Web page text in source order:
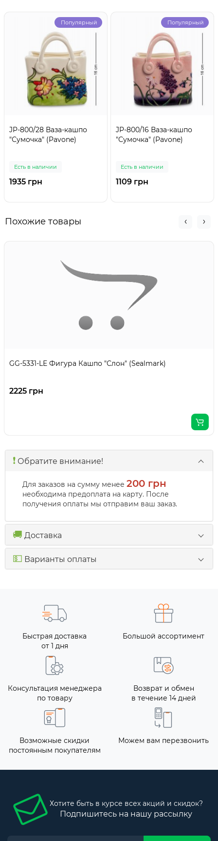
Популярный
JP-800/28 Ваза-кашпо
"Сумочка" (Pavone)
Есть в наличии
1935 грн
Популярный
JP-800/16 Ваза-кашпо
"Сумочка" (Pavone)
Есть в наличии
1109 грн
Похожие товары
GG-5331-LE Фигура Кашпо "Слон" (Sealmark)
2225 грн
❗️ Обратите внимание!
Для заказов на сумму менее 200 грн
необходима предоплата на карту. После
получения оплаты мы отправим ваш заказ.
🚚 Доставка
💵 Варианты оплаты
Быстрая доставка
от 1 дня
Большой ассортимент
Консультация менеджера
по товару
Возврат и обмен
в течение 14 дней
Возможные скидки
постоянным покупателям
Можем вам перезвонить
Хотите быть в курсе всех акций и скидок?
Подпишитесь на нашу рассылку